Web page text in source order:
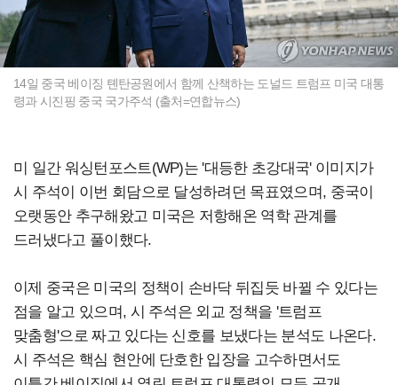
14일 중국 베이징 톈탄공원에서 함께 산책하는 도널드 트럼프 미국 대통
령과 시진핑 중국 국가주석 (출처=연합뉴스)
미 일간 워싱턴포스트(WP)는 '대등한 초강대국' 이미지가
시 주석이 이번 회담으로 달성하려던 목표였으며, 중국이
오랫동안 추구해왔고 미국은 저항해온 역학 관계를
드러냈다고 풀이했다.
이제 중국은 미국의 정책이 손바닥 뒤집듯 바뀔 수 있다는
점을 알고 있으며, 시 주석은 외교 정책을 '트럼프
맞춤형'으로 짜고 있다는 신호를 보냈다는 분석도 나온다.
시 주석은 핵심 현안에 단호한 입장을 고수하면서도